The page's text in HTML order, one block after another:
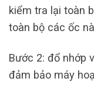
kiểm tra lại toàn
toàn bộ các ốc
Bước 2: đổ nhớp
đảm bảo máy